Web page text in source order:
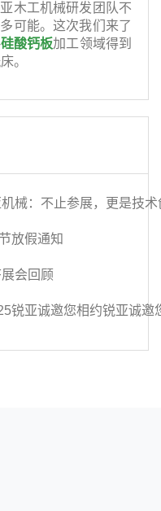
木工机械研发团队不
可能。这次我们来了
硅酸钙板加工领域得到
。
械：不止参展，更是技术
放假通知
会回顾
锐亚诚邀您相约锐亚诚